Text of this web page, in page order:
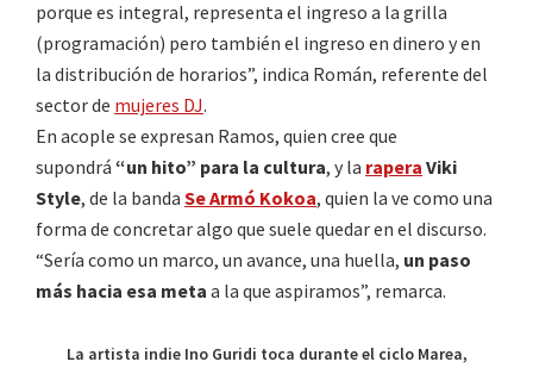
porque es integral, representa el ingreso a la grilla
(programación) pero también el ingreso en dinero y en
la distribución de horarios”, indica Román, referente del
sector de mujeres DJ.
En acople se expresan Ramos, quien cree que
supondrá “un hito” para la cultura, y la rapera Viki
Style, de la banda Se Armó Kokoa, quien la ve como una
forma de concretar algo que suele quedar en el discurso.
“Sería como un marco, un avance, una huella, un paso
más hacia esa meta a la que aspiramos”, remarca.
La artista indie Ino Guridi toca durante el ciclo Marea,